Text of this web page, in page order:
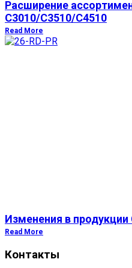
Расширение
C3010/C3510/C4510
Read More
Изменения в
Read More
Контакты